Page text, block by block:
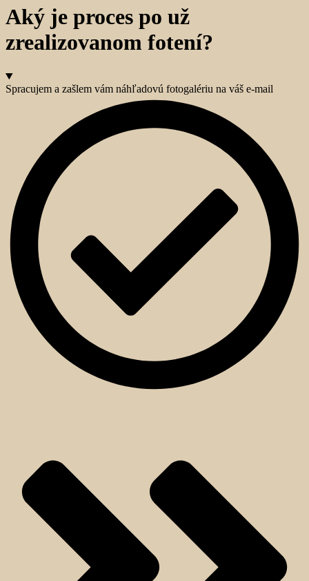
Aký je proces po už
zrealizovanom fotení?
Spracujem a zašlem vám náhľadovú fotogalériu na váš e-mail